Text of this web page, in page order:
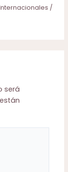
/
será